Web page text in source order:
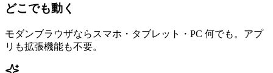
どこでも動く
モダンブラウザならスマホ・タブレット・PC 何でも。アプ
リも拡張機能も不要。